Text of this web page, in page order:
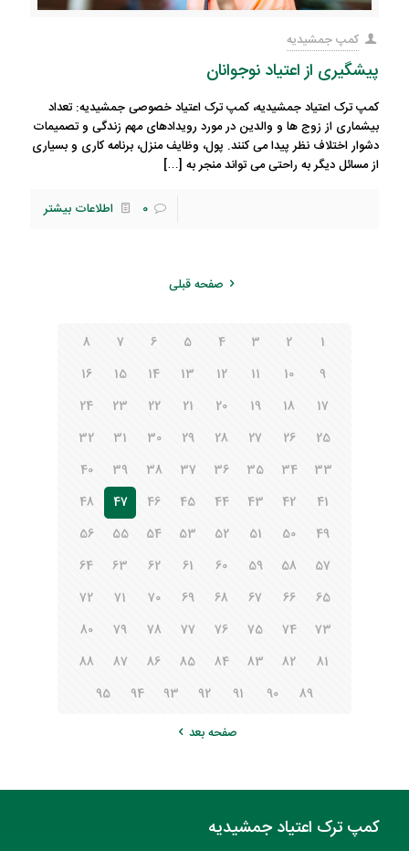
کمپ جمشیدیه
پیشگیری از اعتیاد نوجوانان
کمپ ترک اعتیاد جمشیدیه، کمپ ترک اعتیاد خصوصی جمشیدیه: تعداد
بیشماری از زوج ها و والدین در مورد رویدادهای مهم زندگی و تصمیمات
دشوار اختلاف نظر پیدا می کنند. پول، وظایف منزل، برنامه کاری و بسیاری
از مسائل دیگر به راحتی می تواند منجر به […]
0 اطلاعات بیشتر
صفحه قبلی
1
2
3
4
5
6
7
8
9
10
11
12
13
14
15
16
17
18
19
20
21
22
23
24
25
26
27
28
29
30
31
32
33
34
35
36
37
38
39
40
41
42
43
44
45
46
47
48
49
50
51
52
53
54
55
56
57
58
59
60
61
62
63
64
65
66
67
68
69
70
71
72
73
74
75
76
77
78
79
80
81
82
83
84
85
86
87
88
89
90
91
92
93
94
95
صفحه بعد
کمپ ترک اعتیاد جمشیدیه